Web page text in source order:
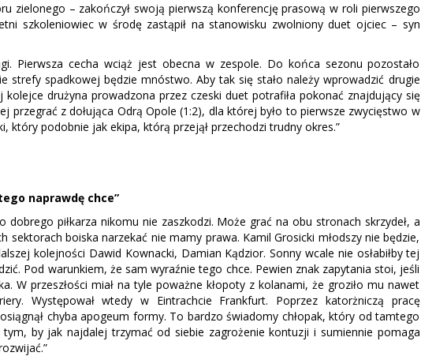
zielonego – zakończył swoją pierwszą konferencję prasową w roli pierwszego
szkoleniowiec w środę zastąpił na stanowisku zwolniony duet ojciec – syn
Pierwsza cecha wciąż jest obecna w zespole. Do końca sezonu pozostało
strefy spadkowej będzie mnóstwo. Aby tak się stało należy wprowadzić drugie
drużyna prowadzona przez czeski duet potrafiła pokonać znajdujący się
przegrać z dołująca Odrą Opole (1:2), dla której było to pierwsze zwycięstwo w
który podobnie jak ekipa, którą przejął przechodzi trudny okres.”
naprawdę chce”
dobrego piłkarza nikomu nie zaszkodzi. Może grać na obu stronach skrzydeł, a
sektorach boiska narzekać nie mamy prawa. Kamil Grosicki młodszy nie będzie,
kolejności Dawid Kownacki, Damian Kądzior. Sonny wcale nie osłabiłby tej
Pod warunkiem, że sam wyraźnie tego chce. Pewien znak zapytania stoi, jeśli
W przeszłości miał na tyle poważne kłopoty z kolanami, że groziło mu nawet
Występował wtedy w Eintrachcie Frankfurt. Poprzez katorżniczą pracę
chyba apogeum formy. To bardzo świadomy chłopak, który od tamtego
by jak najdalej trzymać od siebie zagrożenie kontuzji i sumiennie pomaga